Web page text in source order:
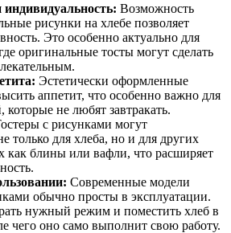
Возможность
рисунки на хлебе позволяет
Это особенно актуально для
оригинальные тосты могут сделать
Эстетически оформленные
аппетит, что особенно важно для
которые не любят завтракать.
с рисунками могут
только для хлеба, но и для других
как блины или вафли, что расширяет
Современные модели
обычно просты в эксплуатации.
нужный режим и поместить хлеб в
чего оно само выполнит свою работу.